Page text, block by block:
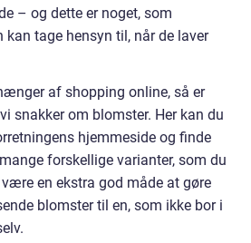
– og dette er noget, som
tage hensyn til, når de laver
af shopping online, så er
snakker om blomster. Her kan du
hjemmeside og finde
forskellige varianter, som du
en ekstra god måde at gøre
blomster til en, som ikke bor i